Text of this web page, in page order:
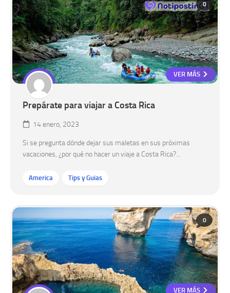
0
VER MÁS
Prepárate para viajar a Costa Rica
14 enero, 2023
Si se pregunta dónde dejar sus maletas en sus próximas
vacaciones, ¿por qué no hacer un viaje a Costa Rica?...
America Tips y Guias
0
VER MÁS